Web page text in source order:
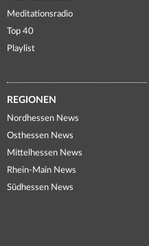
Meditationsradio
Top 40
Playlist
REGIONEN
Nordhessen News
Osthessen News
Mittelhessen News
Rhein-Main News
Südhessen News